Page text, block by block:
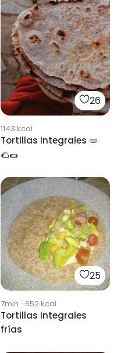
26
1143 kcal
Tortillas integrales 🫓
🌮🌯
25
7min · 652kcal
Tortillas integrales
frías